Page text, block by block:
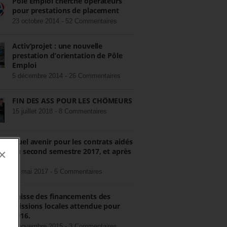
pour prestations de placement
23 octobre 2014 - 52 Commentaires
Activ’projet : une nouvelle
prestation d’orientation de Pôle
Emploi
5 décembre 2014 - 26 Commentaires
FIN DES ASS POUR LES CHÔMEURS
15 juillet 2018 - 8 Commentaires
Quel avenir pour les contrats aidés
au second semestre 2017, et après
22 mai 2017 - 5 Commentaires
Baisse des financements des
missions locales attendue pour
2016.